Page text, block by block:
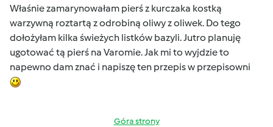
Właśnie zamarynowałam pierś z kurczaka kostką
warzywną roztartą z odrobiną oliwy z oliwek. Do tego
dołożyłam kilka świeżych listków bazyli. Jutro planuję
ugotować tą pierś na Varomie. Jak mi to wyjdzie to
napewno dam znać i napiszę ten przepis w przepisowni
Góra strony